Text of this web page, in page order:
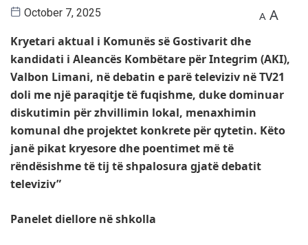
October 7, 2025 A A
Kryetari aktual i Komunës së Gostivarit dhe
kandidati i Aleancës Kombëtare për Integrim (AKI),
Valbon Limani, në debatin e parë televiziv në TV21
doli me një paraqitje të fuqishme, duke dominuar
diskutimin për zhvillimin lokal, menaxhimin
komunal dhe projektet konkrete për qytetin. Këto
janë pikat kryesore dhe poentimet më të
rëndësishme të tij të shpalosura gjatë debatit
televiziv”
Panelet diellore në shkolla